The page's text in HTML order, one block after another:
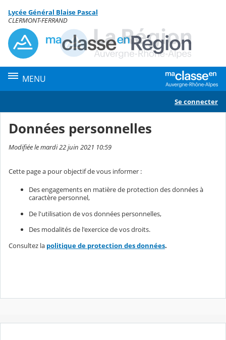
Contenu
Lycée Général Blaise Pascal
CLERMONT-FERRAND
MENU
Se connecter
Données personnelles
Modifiée le mardi 22 juin 2021 10:59
Cette page a pour objectif de vous informer :
Des engagements en matière de protection des données à
caractère personnel,
De l'utilisation de vos données personnelles,
Des modalités de l'exercice de vos droits.
Consultez la politique de protection des données.